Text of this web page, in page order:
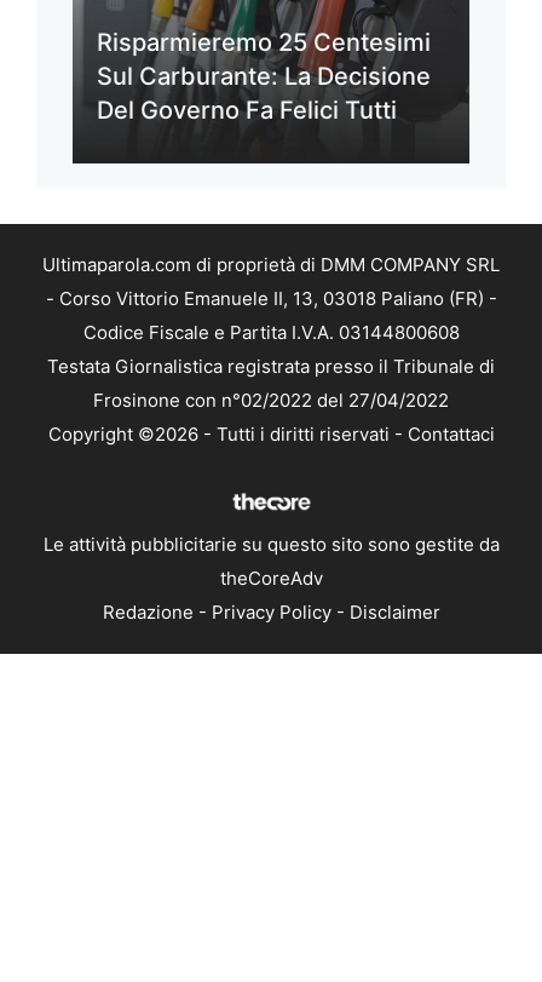
Risparmieremo 25 Centesimi
Sul Carburante: La Decisione
Del Governo Fa Felici Tutti
Ultimaparola.com di proprietà di DMM COMPANY SRL
- Corso Vittorio Emanuele II, 13, 03018 Paliano (FR) -
Codice Fiscale e Partita I.V.A. 03144800608
Testata Giornalistica registrata presso il Tribunale di
Frosinone con n°02/2022 del 27/04/2022
Copyright ©2026 - Tutti i diritti riservati - Contattaci
Le attività pubblicitarie su questo sito sono gestite da
theCoreAdv
Redazione - Privacy Policy- Disclaimer